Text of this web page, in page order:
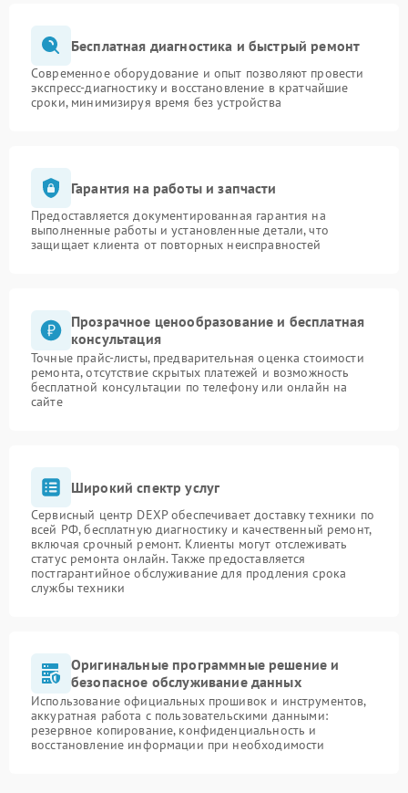
Бесплатная диагностика и быстрый ремонт
Современное оборудование и опыт позволяют провести
экспресс-диагностику и восстановление в кратчайшие
сроки, минимизируя время без устройства
Гарантия на работы и запчасти
Предоставляется документированная гарантия на
выполненные работы и установленные детали, что
защищает клиента от повторных неисправностей
Прозрачное ценообразование и бесплатная
консультация
Точные прайс-листы, предварительная оценка стоимости
ремонта, отсутствие скрытых платежей и возможность
бесплатной консультации по телефону или онлайн на
сайте
Широкий спектр услуг
Сервисный центр DEXP обеспечивает доставку техники по
всей РФ, бесплатную диагностику и качественный ремонт,
включая срочный ремонт. Клиенты могут отслеживать
статус ремонта онлайн. Также предоставляется
постгарантийное обслуживание для продления срока
службы техники
Оригинальные программные решение и
безопасное обслуживание данных
Использование официальных прошивок и инструментов,
аккуратная работа с пользовательскими данными:
резервное копирование, конфиденциальность и
восстановление информации при необходимости